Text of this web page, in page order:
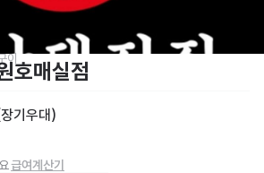
이호매실점
기우대)
급여계산기